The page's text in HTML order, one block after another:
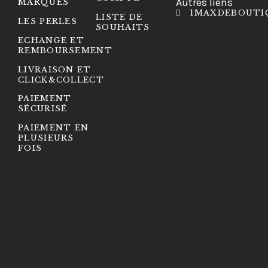
MARQUES
LES PERLES
ECHANGE ET
REMBOURSEMENT
LIVRAISON ET
CLICK&COLLECT
PAIEMENT
SÉCURISÉ
PAIEMENT EN
PLUSIEURS
FOIS
LISTE DE
SOUHAITS